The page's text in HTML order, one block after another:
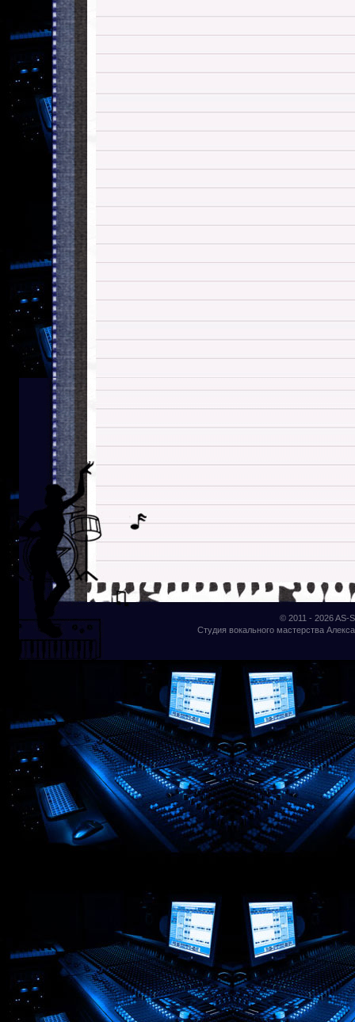
© 2011 - 2026AS-
Студия вокального мастерства